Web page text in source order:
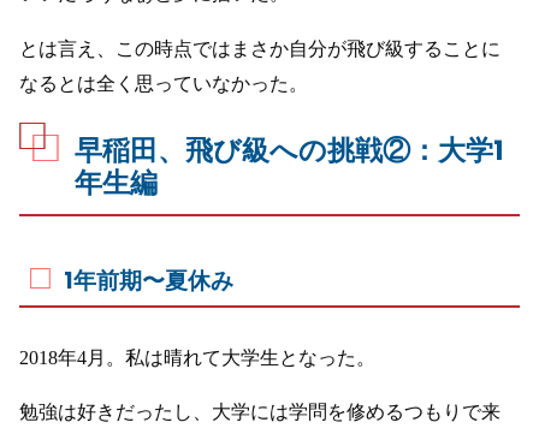
とは言え、この時点ではまさか自分が飛び級することに
なるとは全く思っていなかった。
早稲田、飛び級への挑戦②：大学1
年生編
1年前期〜夏休み
2018年4月。私は晴れて大学生となった。
勉強は好きだったし、大学には学問を修めるつもりで来